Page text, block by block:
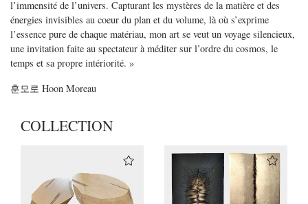
l’immensité de l’univers. Capturant les mystères de la matière et des
énergies invisibles au coeur du plan et du volume, là où s’exprime
l’essence pure de chaque matériau, mon art se veut un voyage silencieux,
une invitation faite au spectateur à méditer sur l’ordre du cosmos, le
temps et sa propre intériorité. »
훈모로 Hoon Moreau
COLLECTION